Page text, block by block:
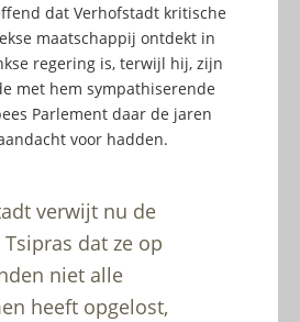
dat Verhofstadt kritische
maatschappij ontdekt in
regering is, terwijl hij, zijn
met hem sympathiserende
Parlement daar de jaren
voor hadden.
verwijt nu de
dat ze op
niet alle
heeft opgelost,